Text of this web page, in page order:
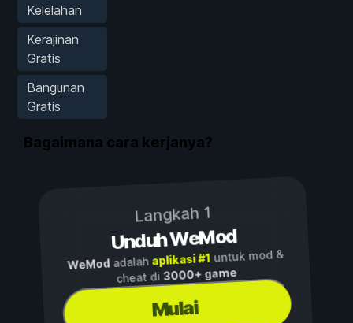
Kelelahan
Kerajinan
Gratis
Bangunan
Gratis
Bagaimana cara kerjanya?
Langkah 1
Unduh WeMod
WeModadalah aplikasi #1untuk mod &
cheat di3000+ game
Mulai